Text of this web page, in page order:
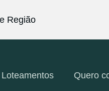
Região
Loteamentos Quero